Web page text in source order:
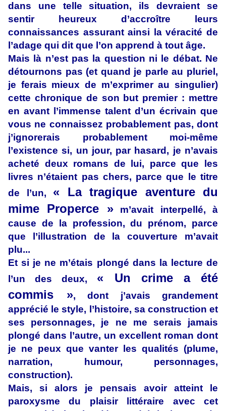
dans une telle situation, ils devraient se
sentir heureux d’accroître leurs
connaissances assurant ainsi la véracité de
l’adage qui dit que l’on apprend à tout âge.
Mais là n’est pas la question ni le débat. Ne
détournons pas (et quand je parle au pluriel,
je ferais mieux de m’exprimer au singulier)
cette chronique de son but premier : mettre
en avant l’immense talent d’un écrivain que
vous ne connaissez probablement pas, dont
j’ignorerais probablement moi-même
l’existence si, un jour, par hasard, je n’avais
acheté deux romans de lui, parce que les
livres n’étaient pas chers, parce que le titre
de l’un, « La tragique aventure du
mime Properce »m’avait interpellé, à
cause de la profession, du prénom, parce
que l’illustration de la couverture m’avait
plu...
Et si je ne m’étais plongé dans la lecture de
l’un des deux, « Un crime a été
commis », dont j’avais grandement
apprécié le style, l’histoire, sa construction et
ses personnages, je ne me serais jamais
plongé dans l’autre, un excellent roman dont
je ne peux que vanter les qualités (plume,
narration, humour, personnages,
construction).
Mais, si alors je pensais avoir atteint le
paroxysme du plaisir littéraire avec cet